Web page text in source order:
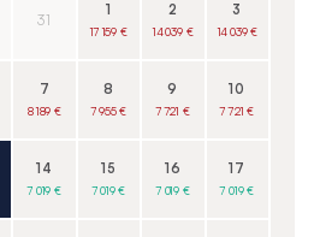
31
1
17 159 €
2
14 039 €
3
14 039 €
7
8 189 €
8
7 955 €
9
7 721 €
10
7 721 €
14
7 019 €
15
7 019 €
16
7 019 €
17
7 019 €